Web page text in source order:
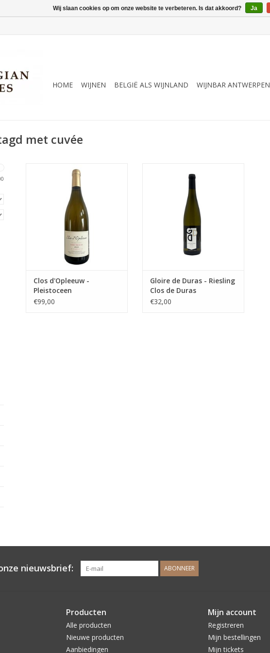
HOME WIJNEN BELGIË ALS WIJNLAND WIJNBAR ANTWERPEN
met cuvée
Wit - Droog, karaktervol,
volfruitig
TOEVOEGEN AAN WINKELWAGEN
Clos d'Opleeuw -
Pleistoceen
€99,00
TOEVOEGEN AAN WINKELWAGEN
Gloire de Duras - Riesling
Clos de Duras
€32,00
nieuwsbrief: ABONNEER
Producten
Alle producten
Nieuwe producten
Aanbiedingen
Mijn account
Registreren
Mijn bestellingen
Mijn tickets
Wij slaan cookies op om onze website te verbeteren. Is dat akkoord? Ja